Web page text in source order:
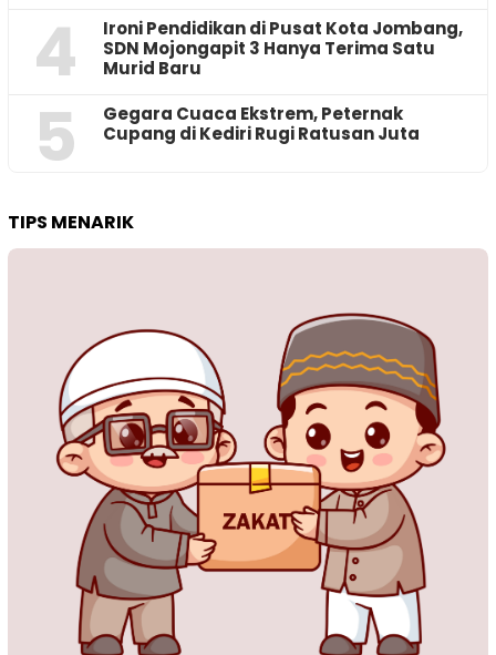
4
Ironi Pendidikan di Pusat Kota Jombang,
SDN Mojongapit 3 Hanya Terima Satu
Murid Baru
5
‎Gegara Cuaca Ekstrem, Peternak
Cupang di Kediri Rugi Ratusan Juta
TIPS MENARIK